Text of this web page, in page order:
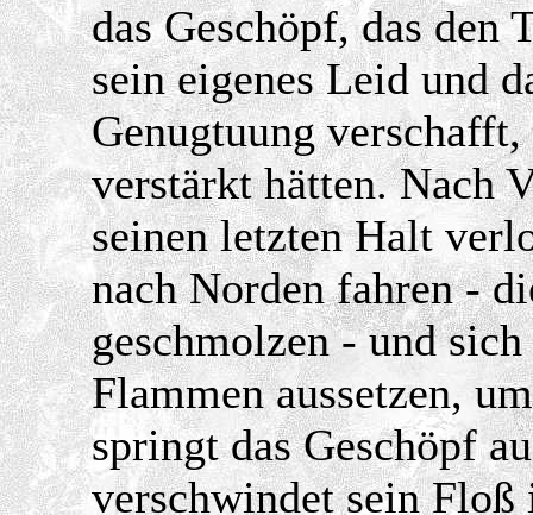
das Geschöpf, das den
sein eigenes Leid und
Genugtuung
verstärkt hätten. Nach
seinen letzten Halt
nach Norden fahren -
geschmolzen - und
Flammen aussetzen,
springt das Geschöpf
verschwindet sein